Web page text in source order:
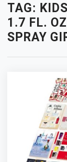
TAG:
1.7 FL.
SPRAY